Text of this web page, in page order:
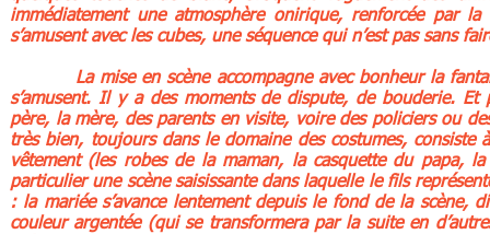
immédiatement une atmosphère onirique, renforcée par
s’amusent avec les cubes, une séquence qui n’est pas sans
La mise en scène accompagne avec bonheur la
s’amusent. Il y a des moments de dispute, de bouderie.
père, la mère, des parents en visite, voire des policiers ou
très bien, toujours dans le domaine des costumes, consiste
vêtement (les robes de la maman, la casquette du papa,
particulier une scène saisissante dans laquelle le fils
: la mariée s’avance lentement depuis le fond de la
couleur argentée (qui se transformera par la suite en